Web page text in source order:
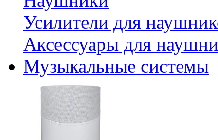
Усилители для
Аксессуары для
Музыкальные системы